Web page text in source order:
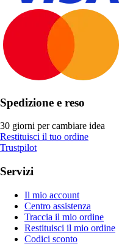
Spedizione e reso
30 giorni per cambiare idea
Restituisci il tuo ordine
Trustpilot
Servizi
Il mio account
Centro assistenza
Traccia il mio ordine
Restituisci il mio ordine
Codici sconto